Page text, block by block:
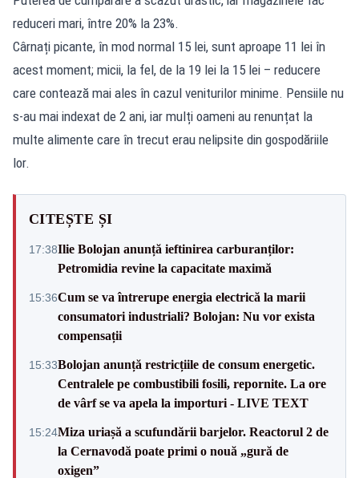
reduceri mari, între 20% la 23%.
Cârnați picante, în mod normal 15 lei, sunt aproape 11 lei în
acest moment; micii, la fel, de la 19 lei la 15 lei – reducere
care contează mai ales în cazul veniturilor minime. Pensiile nu
s‑au mai indexat de 2 ani, iar mulți oameni au renunțat la
multe alimente care în trecut erau nelipsite din gospodăriile
lor.
CITEȘTE ȘI
17:38Ilie Bolojan anunță ieftinirea carburanților:
Petromidia revine la capacitate maximă
15:36Cum se va întrerupe energia electrică la marii
consumatori industriali? Bolojan: Nu vor exista
compensații
15:33Bolojan anunță restricțiile de consum energetic.
Centralele pe combustibili fosili, repornite. La ore
de vârf se va apela la importuri - LIVE TEXT
15:24Miza uriașă a scufundării barjelor. Reactorul 2 de
la Cernavodă poate primi o nouă „gură de
oxigen”